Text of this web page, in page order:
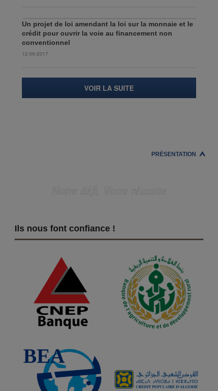
Un projet de loi amendant la loi sur la monnaie et le
crédit pour ouvrir la voie au financement non
conventionnel
12-09-2017
VOIR LA SUITE
PRÉSENTATION
Ils nous font confiance !